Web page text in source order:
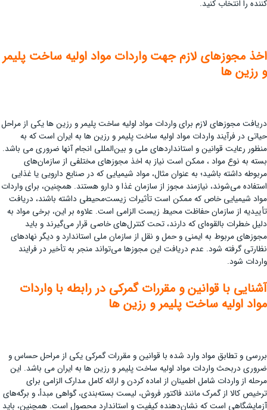
کننده را انتخاب کنید.
اخذ مجوزهای لازم جهت واردات مواد اولیه ساخت پلیمر
و رزین ها
دریافت مجوزهای لازم برای واردات مواد اولیه ساخت پلیمر و رزین ها یکی از مراحل
حیاتی در فرآیند واردات مواد اولیه ساخت پلیمر و رزین ها به ایران است که به
منظور رعایت قوانین و استانداردهای ملی و بین‌المللی انجام آنها ضروری می باشد.
بسته به نوع مواد ، ممکن است نیاز به اخذ مجوزهای مختلفی از سازمان‌های
مربوطه داشته باشید؛ به عنوان مثال، مواد شیمیایی که در صنایع دارویی یا غذایی
استفاده می‌شوند، نیازمند مجوز از سازمان غذا و دارو هستند. همچنین، برای واردات
مواد شیمیایی خاص که ممکن است تأثیرات زیست‌محیطی داشته باشند، دریافت
تأییدیه از سازمان حفاظت محیط زیست الزامی است. علاوه بر این، برخی مواد به
دلیل خطرات بالقوه‌ای که دارند، تحت کنترل‌های خاصی قرار می‌گیرند و باید
مجوزهای مربوط به ایمنی و حمل و نقل از سازمان ملی استاندارد و دیگر نهادهای
نظارتی گرفته شود. عدم دریافت این مجوزها می‌تواند منجر به تأخیر در فرایند
واردات شود.
آشنایی با قوانین و مقررات گمرکی در رابطه با واردات
مواد اولیه ساخت پلیمر و رزین ها
بررسی و تطابق مواد وارد شده با قوانین و مقررات گمرکی یکی از مراحل حساس و
ضروری دربحث واردات مواد اولیه ساخت پلیمر و رزین ها به ایران می باشد. این
مرحله از واردات شامل اطمینان از اماده کردن و ارائه کامل مدارک الزامی برای
ترخیص کالا از گمرک مانند فاکتور فروش، لیست بسته‌بندی، گواهی مبدأ، و برگه‌های
آزمایشگاهی است که نشان‌دهنده کیفیت و استاندارد محصول است. همچنین، باید